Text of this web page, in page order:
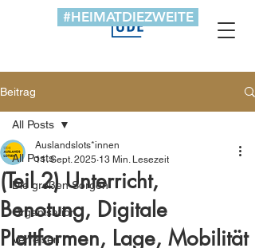
#HEIMATDIEZWEITE
Beitrag
All Posts
Die großen Sorgen
Organisation
Verreisen
All Posts
(Teil 2) Unterricht,
Benotung, Digitale
Plattformen, Lage, Mobilität
Auslandslots*innen
11. Sept. 2025 13 Min. Lesezeit